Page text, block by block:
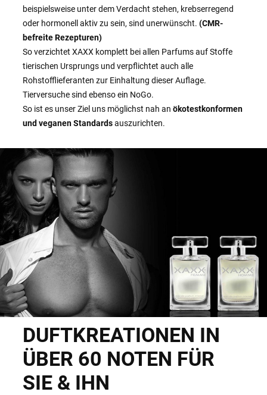
beispielsweise unter dem Verdacht stehen, krebserregend
oder hormonell aktiv zu sein, sind unerwünscht.(CMR-
befreite Rezepturen)
So verzichtet XAXX komplett bei allen Parfums auf Stoffe
tierischen Ursprungs und verpflichtet auch alle
Rohstofflieferanten zur Einhaltung dieser Auflage.
Tierversuche sind ebenso ein NoGo.
So ist es unser Ziel uns möglichst nah anökotestkonformen
und veganen Standardsauszurichten.
DUFTKREATIONEN IN
ÜBER 60 NOTEN FÜR
SIE & IHN